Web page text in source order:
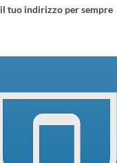
il tuo indirizzo per sempre